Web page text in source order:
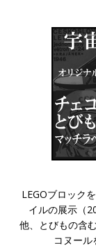
LEGOブロック
イルの展示（
他、とびもの含
コヌール